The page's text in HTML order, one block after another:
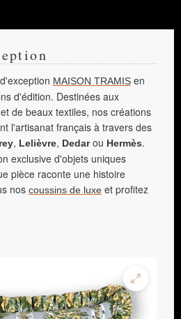
MAISON TRAMIS en
d'édition. Destinées aux
de beaux textiles, nos créations
l'artisanat français à travers des
, Lelièvre, Dedarou Hermès.
exclusive d'objets uniques
pièce raconte une histoire
nos coussins de luxe et profitez